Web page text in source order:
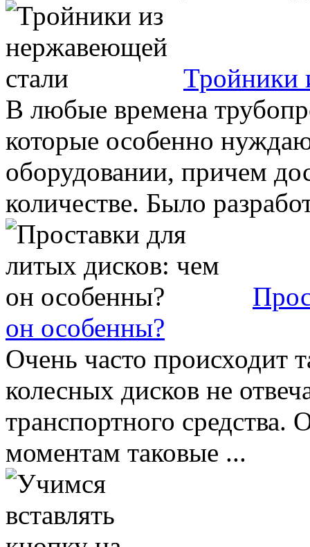
Тройники
В любые времена
которые особенно
оборудовании, причем
количестве. Было
он особенны?
Очень часто происходит
колесных дисков не
транспортного средства.
моментам таковые ...